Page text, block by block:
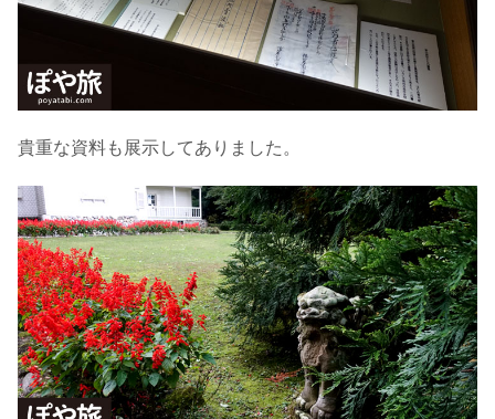
貴重な資料も展示してありました。